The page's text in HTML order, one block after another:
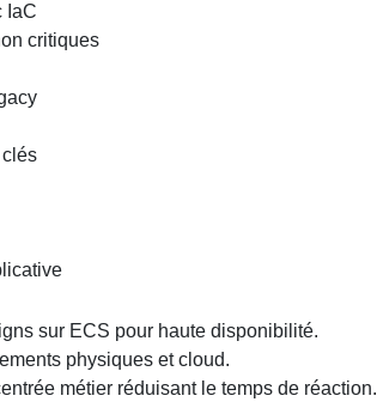
IaC
critiques
clés
sur ECS pour haute disponibilité.
physiques et cloud.
métier réduisant le temps de réaction.